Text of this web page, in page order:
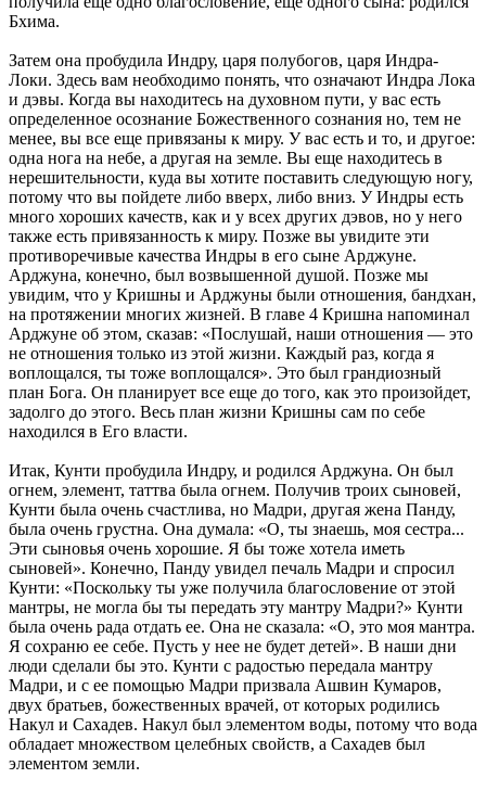
Бхима.
Затем она пробудила Индру, царя полубогов, царя Индра-
Локи. Здесь вам необходимо понять, что означают Индра Лока
и дэвы. Когда вы находитесь на духовном пути, у вас есть
определенное осознание Божественного сознания но, тем не
менее, вы все еще привязаны к миру. У вас есть и то, и другое:
одна нога на небе, а другая на земле. Вы еще находитесь в
нерешительности, куда вы хотите поставить следующую ногу,
потому что вы пойдете либо вверх, либо вниз. У Индры есть
много хороших качеств, как и у всех других дэвов, но у него
также есть привязанность к миру. Позже вы увидите эти
противоречивые качества Индры в его сыне Арджуне.
Арджуна, конечно, был возвышенной душой. Позже мы
увидим, что у Кришны и Арджуны были отношения, бандхан,
на протяжении многих жизней. В главе 4 Кришна напоминал
Арджуне об этом, сказав: «Послушай, наши отношения — это
не отношения только из этой жизни. Каждый раз, когда я
воплощался, ты тоже воплощался». Это был грандиозный
план Бога. Он планирует все еще до того, как это произойдет,
задолго до этого. Весь план жизни Кришны сам по себе
находился в Его власти.
Итак, Кунти пробудила Индру, и родился Арджуна. Он был
огнем, элемент, таттва была огнем. Получив троих сыновей,
Кунти была очень счастлива, но Мадри, другая жена Панду,
была очень грустна. Она думала: «О, ты знаешь, моя сестра...
Эти сыновья очень хорошие. Я бы тоже хотела иметь
сыновей». Конечно, Панду увидел печаль Мадри и спросил
Кунти: «Поскольку ты уже получила благословение от этой
мантры, не могла бы ты передать эту мантру Мадри?» Кунти
была очень рада отдать ее. Она не сказала: «О, это моя мантра.
Я сохраню ее себе. Пусть у нее не будет детей». В наши дни
люди сделали бы это. Кунти с радостью передала мантру
Мадри, и с ее помощью Мадри призвала Ашвин Кумаров,
двух братьев, божественных врачей, от которых родились
Накул и Сахадев. Накул был элементом воды, потому что вода
обладает множеством целебных свойств, а Сахадев был
элементом земли.